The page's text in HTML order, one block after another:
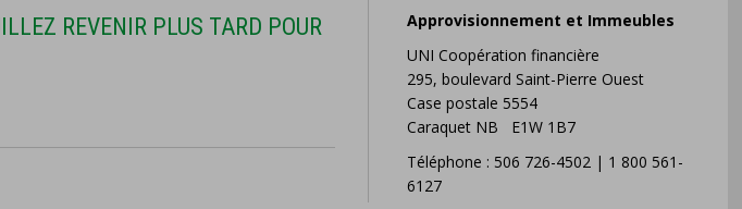
REVENIR PLUS TARD POUR
Approvisionnement et Immeubles
UNI Coopération financière
295, boulevard Saint-Pierre Ouest
Case postale 5554
Caraquet NB E1W 1B7
Téléphone : 506 726-4502 | 1 800 561-
6127